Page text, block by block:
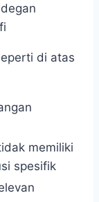
di atas
memiliki
spesifik